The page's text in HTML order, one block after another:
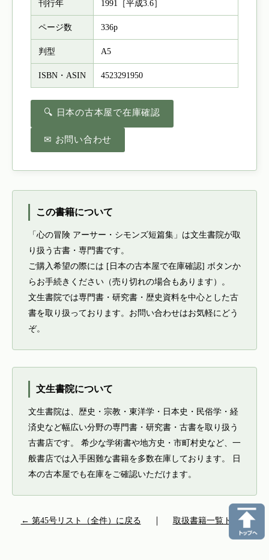
刊行年 1991［平成3.6］
ページ数 336p
判型 A5
ISBN・ASIN 4523291950
🔍 日本の古本屋で在庫確認
✉ お問い合わせ
この書籍について
「心の冒険 アーサー・シモンズ短篇集」は文生書院が取
り扱う古書・専門書です。
ご購入希望の際には [日本の古本屋で在庫確認] ボタンか
らお手続きください（売り切れの場合もあります）。
文生書院では専門書・研究書・歴史資料を中心とした古
書を取り扱っております。お問い合わせはお気軽にどう
ぞ。
文生書院について
文生書院は、歴史・宗教・東洋学・日本史・民俗学・経
済史など幅広い分野の専門書・研究書・古書を取り扱う
古書店です。 希少な学術書や地方史・市町村史など、一
般書店では入手困難な書籍を多数在庫しております。 日
本の古本屋でも在庫をご確認いただけます。
← 第45号リスト（全件）に戻る 取扱書籍一覧トップ